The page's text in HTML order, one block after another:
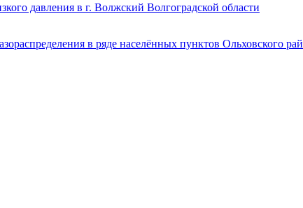
давления в г. Волжский Волгоградской области
в ряде населённых пунктов Ольховского